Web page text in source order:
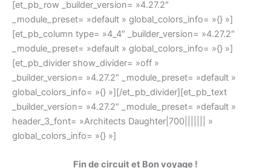
[et_pb_row _builder_version= »4.27.2″
_module_preset= »default » global_colors_info= »{} »]
[et_pb_column type= »4_4″ _builder_version= »4.27.2″
_module_preset= »default » global_colors_info= »{} »]
[et_pb_divider show_divider= »off »
_builder_version= »4.27.2″ _module_preset= »default »
global_colors_info= »{} »][/et_pb_divider][et_pb_text
_builder_version= »4.27.2″ _module_preset= »default »
header_3_font= »Architects Daughter|700||||||| »
global_colors_info= »{} »]
Fin de circuit et Bon voyage !